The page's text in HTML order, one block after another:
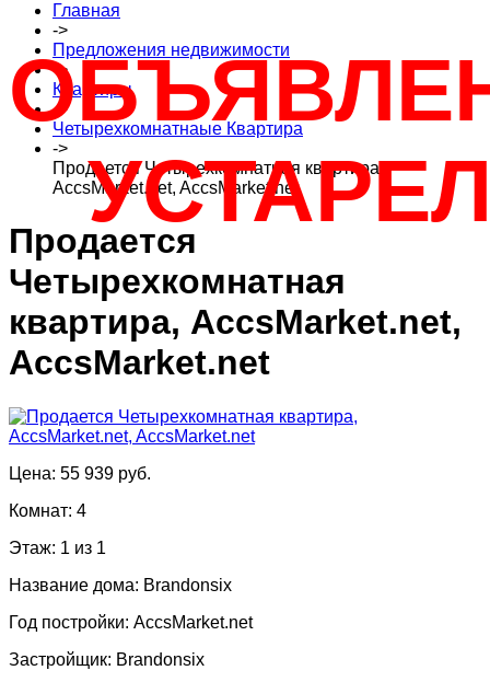
Главная
->
Предложения недвижимости
->
Квартиры
->
Четырехкомнатнаые Квартира
->
Продается Четырехкомнатная квартира,
AccsMarket.net, AccsMarket.net
Продается
Четырехкомнатная
квартира, AccsMarket.net,
AccsMarket.net
Цена: 55 939 руб.
Комнат: 4
Этаж: 1 из 1
Название дома: Brandonsix
Год постройки: AccsMarket.net
Застройщик: Brandonsix